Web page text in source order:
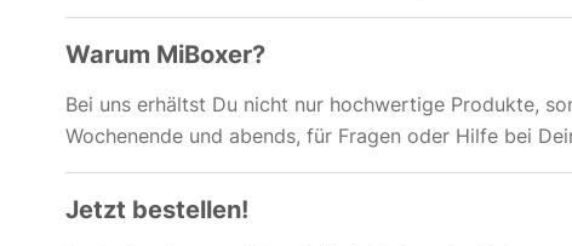
Warum MiBoxer?
Bei uns erhältst Du nicht nur hochwertige Produkte,
Wochenende und abends, für Fragen oder Hilfe bei
Jetzt bestellen!